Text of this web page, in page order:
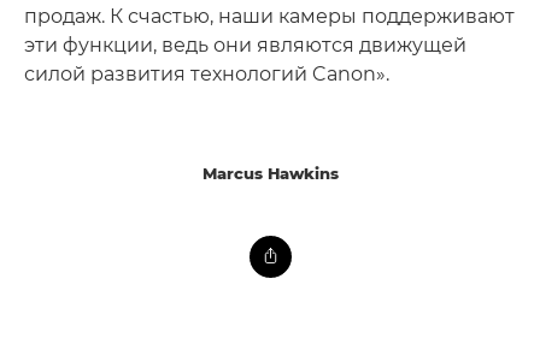
продаж. К счастью, наши камеры поддерживают
эти функции, ведь они являются движущей
силой развития технологий Canon».
Marcus Hawkins